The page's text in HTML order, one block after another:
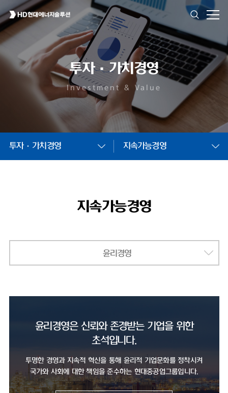
투자·가치경영
Investment & Value
투자·가치경영 지속가능경영
지속가능경영
윤리경영
윤리경영은 신뢰와 존경받는 기업을 위한
초석입니다.
투명한 경영과 지속적 혁신을 통해 윤리적 기업문화를 정착시켜
국가와 사회에 대한 책임을 준수하는 현대중공업그룹입니다.